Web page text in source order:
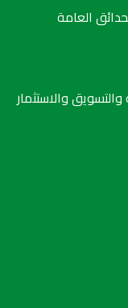
العامة
والاستثمار